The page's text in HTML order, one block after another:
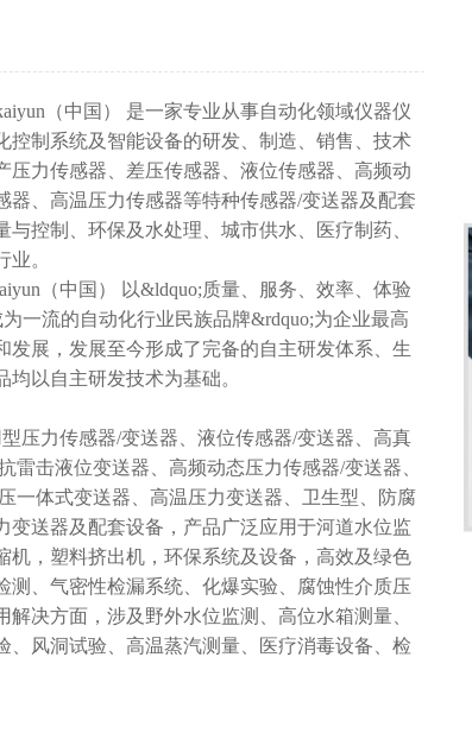
（中国） 是一家专业从事自动化领域仪器仪
控制系统及智能设备的研发、制造、销售、技术
压力传感器、差压传感器、液位传感器、高频动
器、高温压力传感器等特种传感器/变送器及配套
控制、环保及水处理、城市供水、医疗制药、
。
（中国） 以&ldquo;质量、服务、效率、体验
一流的自动化行业民族品牌&rdquo;为企业最高
发展，发展至今形成了完备的自主研发体系、生
以自主研发技术为基础。
压力传感器/变送器、液位传感器/变送器、高真
雷击液位变送器、高频动态压力传感器/变送器、
一体式变送器、高温压力变送器、卫生型、防腐
变送器及配套设备，产品广泛应用于河道水位监
机，塑料挤出机，环保系统及设备，高效及绿色
测、气密性检漏系统、化爆实验、腐蚀性介质压
决方面，涉及野外水位监测、高位水箱测量、
、风洞试验、高温蒸汽测量、医疗消毒设备、检